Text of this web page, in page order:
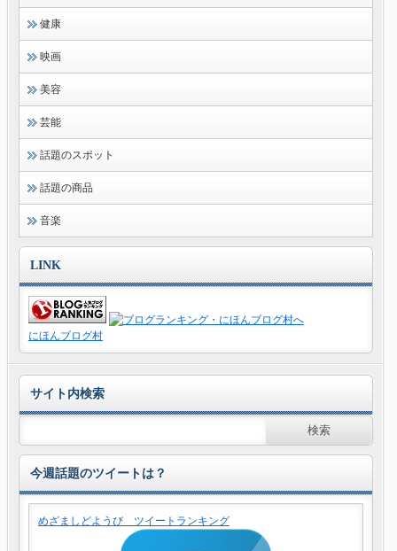
健康
映画
美容
芸能
話題のスポット
話題の商品
音楽
LINK
にほんブログ村
サイト内検索
今週話題のツイートは？
めざましどようび ツイートランキング